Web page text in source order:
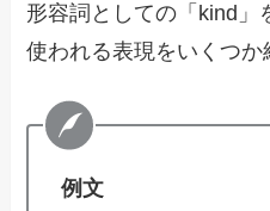
形容詞としての「kind」
使われる表現をいくつか
例文